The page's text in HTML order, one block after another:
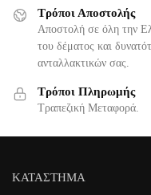
Τρόποι Αποστολής
Αποστολή σε όλη την
του δέματος και
ανταλλακτικών σας.
Τρόποι Πληρωμής
Τραπεζική Μεταφορά.
ΚΑΤΑΣΤΗΜΑ